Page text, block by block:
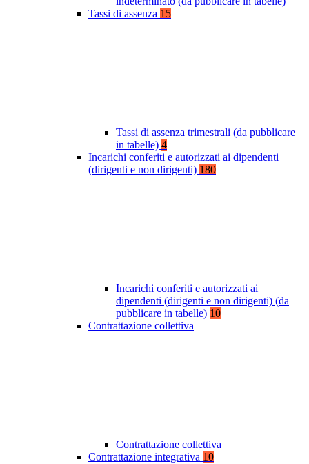
Tassi di assenza 15
Tassi di assenza trimestrali (da pubblicare
in tabelle) 4
Incarichi conferiti e autorizzati ai dipendenti
(dirigenti e non dirigenti) 180
Incarichi conferiti e autorizzati ai
dipendenti (dirigenti e non dirigenti) (da
pubblicare in tabelle) 10
Contrattazione collettiva
Contrattazione collettiva
Contrattazione integrativa 10